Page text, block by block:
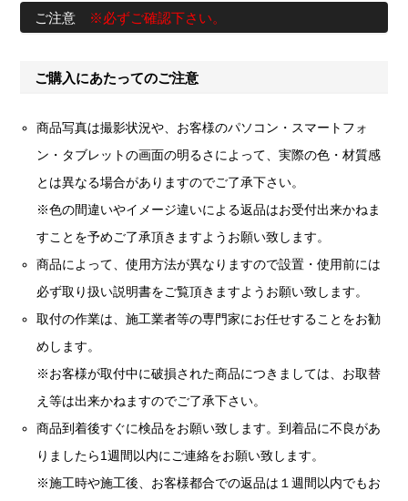
ご注意 ※必ずご確認下さい。
ご購入にあたってのご注意
商品写真は撮影状況や、お客様のパソコン・スマートフォ
ン・タブレットの画面の明るさによって、実際の色・材質感
とは異なる場合がありますのでご了承下さい。
※色の間違いやイメージ違いによる返品はお受付出来かねま
すことを予めご了承頂きますようお願い致します。
商品によって、使用方法が異なりますので設置・使用前には
必ず取り扱い説明書をご覧頂きますようお願い致します。
取付の作業は、施工業者等の専門家にお任せすることをお勧
めします。
※お客様が取付中に破損された商品につきましては、お取替
え等は出来かねますのでご了承下さい。
商品到着後すぐに検品をお願い致します。到着品に不良があ
りましたら1週間以内にご連絡をお願い致します。
※施工時や施工後、お客様都合での返品は１週間以内でもお